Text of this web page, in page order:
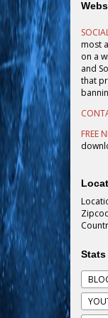
most
on a
and
that
FREE
Stats